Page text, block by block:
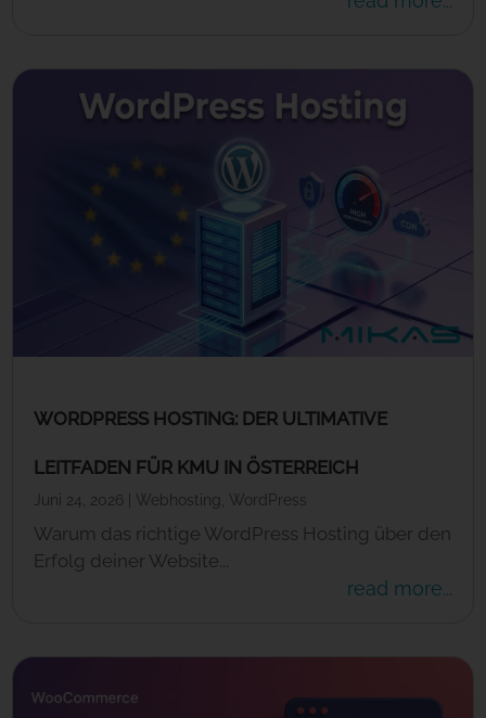
WORDPRESS HOSTING: DER ULTIMATIVE
LEITFADEN FÜR KMU IN ÖSTERREICH
Juni 24, 2026 Webhosting WordPress
Warum das richtige WordPress Hosting über den
Erfolg deiner Website...
read more...